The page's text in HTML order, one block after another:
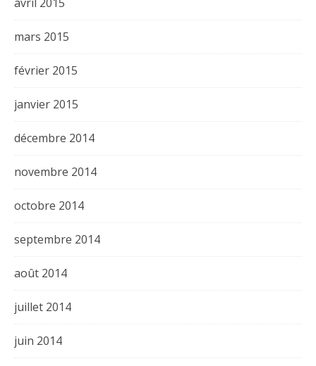
avril 2015
mars 2015
février 2015
janvier 2015
décembre 2014
novembre 2014
octobre 2014
septembre 2014
août 2014
juillet 2014
juin 2014